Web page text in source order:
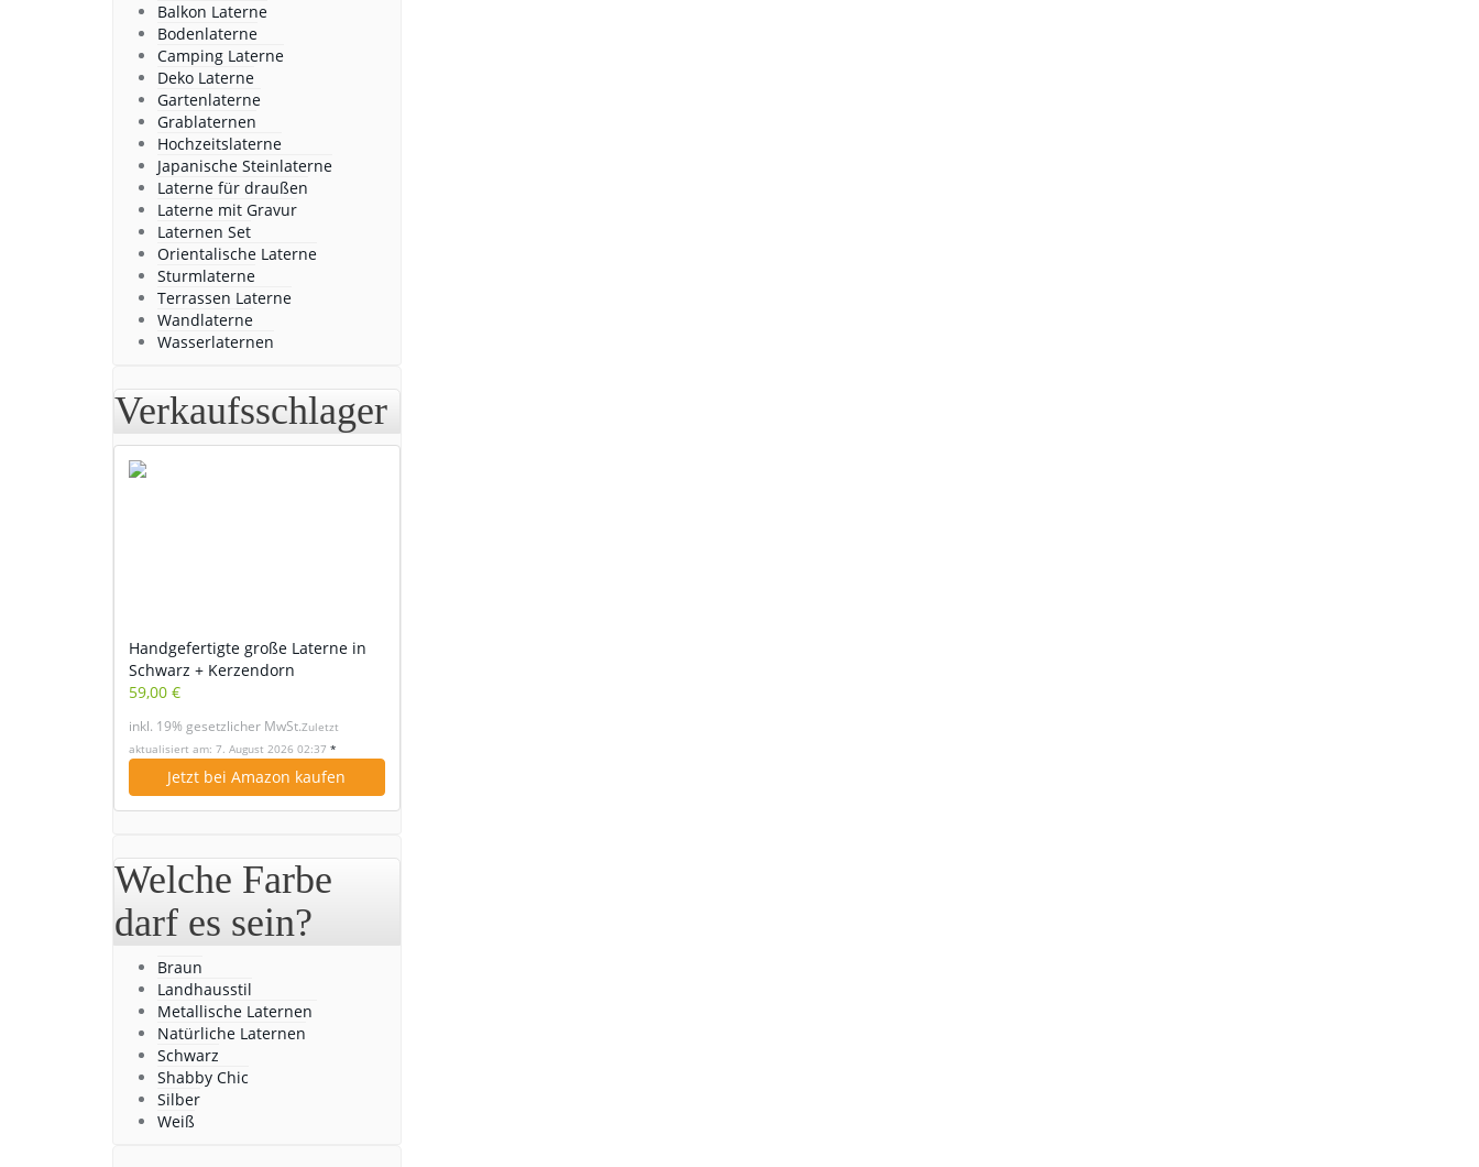
Balkon Laterne
Bodenlaterne
Camping Laterne
Deko Laterne
Gartenlaterne
Grablaternen
Hochzeitslaterne
Japanische Steinlaterne
Laterne für draußen
Laterne mit Gravur
Laternen Set
Orientalische Laterne
Sturmlaterne
Terrassen Laterne
Wandlaterne
Wasserlaternen
Verkaufsschlager
Handgefertigte große Laterne in
Schwarz + Kerzendorn
59,00 €
inkl. 19% gesetzlicher MwSt.Zuletzt
aktualisiert am: 7. August 2026 02:37 *
Jetzt bei Amazon kaufen
Welche Farbe
darf es sein?
Braun
Landhausstil
Metallische Laternen
Natürliche Laternen
Schwarz
Shabby Chic
Silber
Weiß